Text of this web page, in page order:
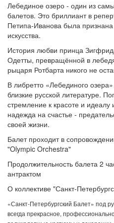
Лебединое озеро - один из
балетов. Это бриллиант в
Петипа-Иванова была
искусства.
История любви принца
Одетты, превращённой в
рыцаря Ротбарта никого не
В либретто «Лебединого
близкие русской литературе.
стремление к красоте и идеалу
надежда на счастье -
своей жизни.
Балет проходит в
"Olympic Orchestra"
Продолжительность балета 2
антрактом
О коллективе "Санкт-
«Санкт-Петербургский Балет» под
всегда прекрасное,